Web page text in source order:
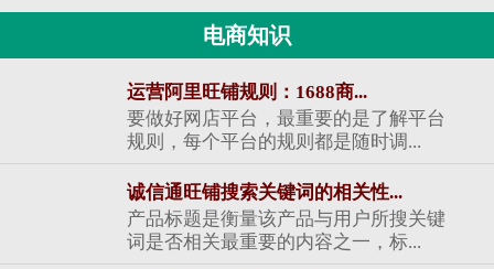
电商知识
运营阿里旺铺规则：1688商...
要做好网店平台，最重要的是了解平台
规则，每个平台的规则都是随时调...
诚信通旺铺搜索关键词的相关性...
产品标题是衡量该产品与用户所搜关键
词是否相关最重要的内容之一，标...